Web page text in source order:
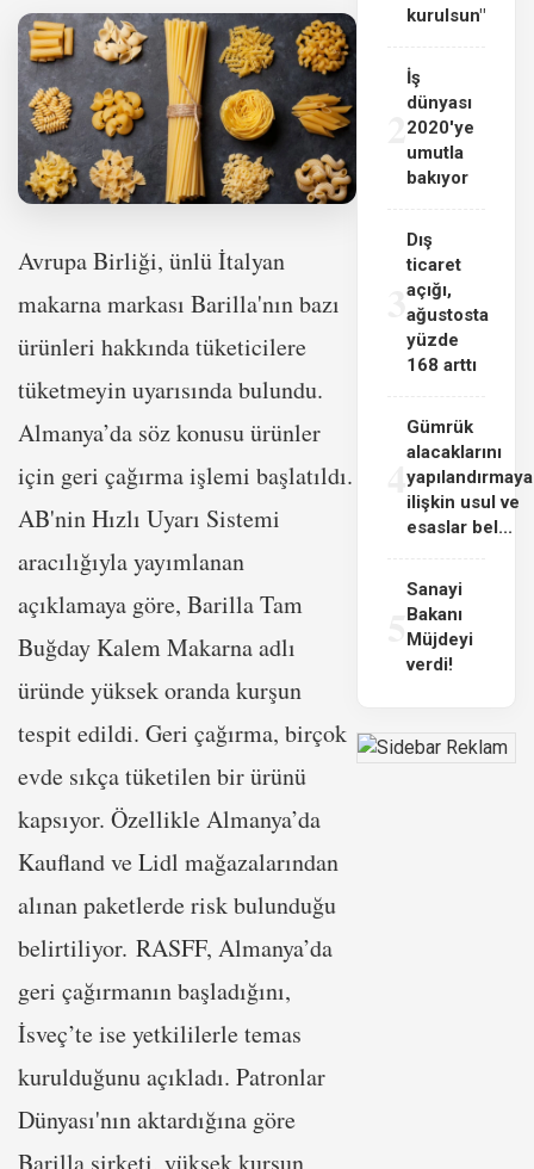
Avrupa Birliği, ünlü İtalyan
makarna markası Barilla'nın bazı
ürünleri hakkında tüketicilere
tüketmeyin uyarısında bulundu.
Almanya’da söz konusu ürünler
için geri çağırma işlemi başlatıldı.
AB'nin Hızlı Uyarı Sistemi
aracılığıyla yayımlanan
açıklamaya göre, Barilla Tam
Buğday Kalem Makarna adlı
üründe yüksek oranda kurşun
tespit edildi. Geri çağırma, birçok
evde sıkça tüketilen bir ürünü
kapsıyor. Özellikle Almanya’da
Kaufland ve Lidl mağazalarından
alınan paketlerde risk bulunduğu
belirtiliyor. RASFF, Almanya’da
geri çağırmanın başladığını,
İsveç’te ise yetkililerle temas
kurulduğunu açıkladı. Patronlar
Dünyası'nın aktardığına göre
Barilla şirketi, yüksek kurşun
kurulsun"
İş
dünyası
2020'ye
umutla
bakıyor
3
Dış
ticaret
açığı,
ağustosta
yüzde
168 arttı
4
Gümrük
alacaklarını
yapılandırmaya
ilişkin usul ve
esaslar bel...
Sanayi
Bakanı
Müjdeyi
verdi!